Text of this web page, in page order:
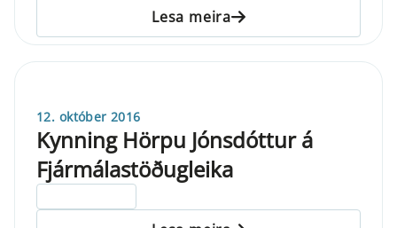
Lesa meira
12. október 2016
Kynning Hörpu Jónsdóttur á
Fjármálastöðugleika